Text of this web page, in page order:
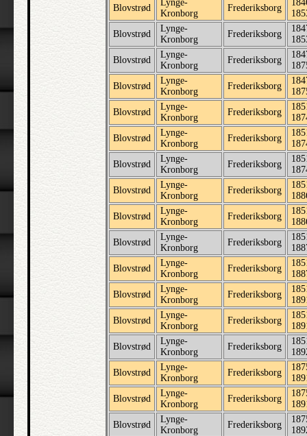
Blovstrød
Lynge-
Kronborg
Frederiksborg
Blovstrød
Lynge-
Kronborg
Frederiksborg
Blovstrød
Lynge-
Kronborg
Frederiksborg
Blovstrød
Lynge-
Kronborg
Frederiksborg
Blovstrød
Lynge-
Kronborg
Frederiksborg
Blovstrød
Lynge-
Kronborg
Frederiksborg
Blovstrød
Lynge-
Kronborg
Frederiksborg
Blovstrød
Lynge-
Kronborg
Frederiksborg
Blovstrød
Lynge-
Kronborg
Frederiksborg
Blovstrød
Lynge-
Kronborg
Frederiksborg
Blovstrød
Lynge-
Kronborg
Frederiksborg
Blovstrød
Lynge-
Kronborg
Frederiksborg
Blovstrød
Lynge-
Kronborg
Frederiksborg
Blovstrød
Lynge-
Kronborg
Frederiksborg
Blovstrød
Lynge-
Kronborg
Frederiksborg
Blovstrød
Lynge-
Kronborg
Frederiksborg
Blovstrød
Lynge-
Kronborg
Frederiksborg